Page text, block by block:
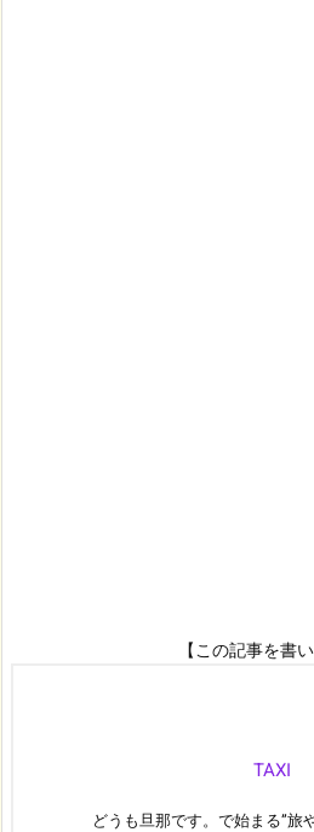
【この記事を書い
TAXI
どうも旦那です。で始まる”旅